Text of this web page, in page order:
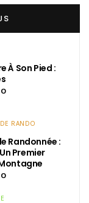
À Son Pied :
RANDO
Randonnée :
Premier